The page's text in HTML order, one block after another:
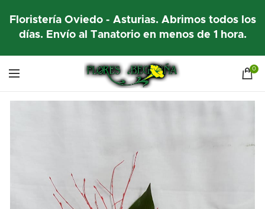
Floristería Oviedo - Asturias. Abrimos todos los
días. Envío al Tanatorio en menos de 1 hora.
0